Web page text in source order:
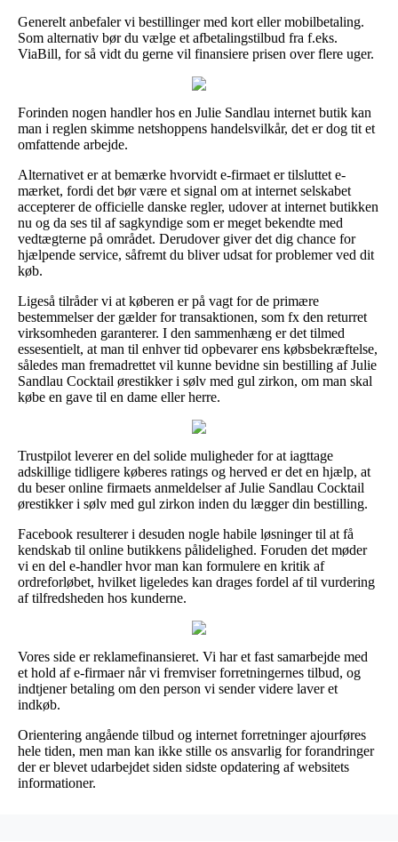
Generelt anbefaler vi bestillinger med kort eller mobilbetaling.
Som alternativ bør du vælge et afbetalingstilbud fra f.eks.
ViaBill, for så vidt du gerne vil finansiere prisen over flere uger.
Forinden nogen handler hos en Julie Sandlau internet butik kan
man i reglen skimme netshoppens handelsvilkår, det er dog tit et
omfattende arbejde.
Alternativet er at bemærke hvorvidt e-firmaet er tilsluttet e-
mærket, fordi det bør være et signal om at internet selskabet
accepterer de officielle danske regler, udover at internet butikken
nu og da ses til af sagkyndige som er meget bekendte med
vedtægterne på området. Derudover giver det dig chance for
hjælpende service, såfremt du bliver udsat for problemer ved dit
køb.
Ligeså tilråder vi at køberen er på vagt for de primære
bestemmelser der gælder for transaktionen, som fx den returret
virksomheden garanterer. I den sammenhæng er det tilmed
essesentielt, at man til enhver tid opbevarer ens købsbekræftelse,
således man fremadrettet vil kunne bevidne sin bestilling af Julie
Sandlau Cocktail ørestikker i sølv med gul zirkon, om man skal
købe en gave til en dame eller herre.
Trustpilot leverer en del solide muligheder for at iagttage
adskillige tidligere køberes ratings og herved er det en hjælp, at
du beser online firmaets anmeldelser af Julie Sandlau Cocktail
ørestikker i sølv med gul zirkon inden du lægger din bestilling.
Facebook resulterer i desuden nogle habile løsninger til at få
kendskab til online butikkens pålidelighed. Foruden det møder
vi en del e-handler hvor man kan formulere en kritik af
ordreforløbet, hvilket ligeledes kan drages fordel af til vurdering
af tilfredsheden hos kunderne.
Vores side er reklamefinansieret. Vi har et fast samarbejde med
et hold af e-firmaer når vi fremviser forretningernes tilbud, og
indtjener betaling om den person vi sender videre laver et
indkøb.
Orientering angående tilbud og internet forretninger ajourføres
hele tiden, men man kan ikke stille os ansvarlig for forandringer
der er blevet udarbejdet siden sidste opdatering af websitets
informationer.